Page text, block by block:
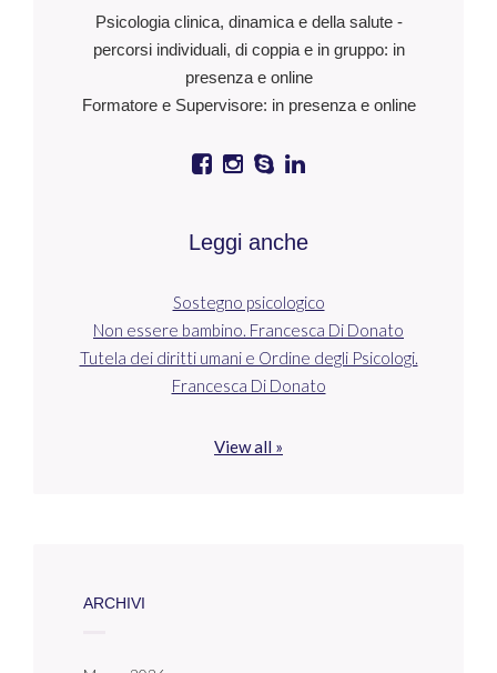
Psicologia clinica, dinamica e della salute -
percorsi individuali, di coppia e in gruppo: in
presenza e online
Formatore e Supervisore: in presenza e online
Leggi anche
Sostegno psicologico
Non essere bambino. Francesca Di Donato
Tutela dei diritti umani e Ordine degli Psicologi.
Francesca Di Donato
View all »
ARCHIVI